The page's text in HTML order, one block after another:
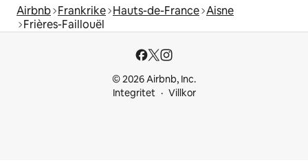
Airbnb Frankrike Hauts-de-France Aisne
Frières-Faillouël
© 2026 Airbnb, Inc.
Integritet
Villkor